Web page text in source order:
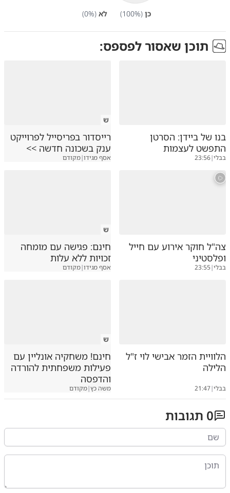
כן (
100%) לא (
0%)
תוכן שאסור לפספס:
בנו של ביידן: הסרטן
התפשט לעצמות
בבלי|
23:56
ש
רייסדור בפריסייל לפרוייקט
ענק בשכונה חדשה >>
אסף מגידו|מקודם
צה"ל חוקר אירוע עם חייל
ופלסטיני
בבלי|
23:55
ש
חינם: פגישה עם מומחה
זכויות ללא עלות
אסף מגידו|מקודם
הלוויית הזמר אבישי לוי ז"ל
הלילה
בבלי|
21:47
ש
חינם! משחקיה אונליין עם
פעילות משפחתית להורדה
והדפסה
משה כץ|מקודם
0 תגובות